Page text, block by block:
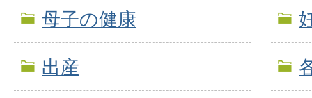
母子の健康
出産